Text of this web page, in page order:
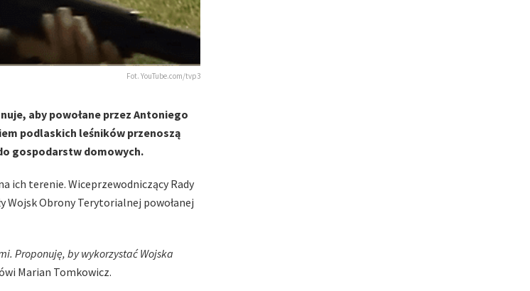
Fot. YouTube.com/tvp3
aby powołane przez Antoniego
podlaskich leśników przenoszą
gospodarstw domowych.
ich terenie. Wiceprzewodniczący Rady
Wojsk Obrony Terytorialnej powołanej
Proponuję, by wykorzystać Wojska
Marian Tomkowicz.